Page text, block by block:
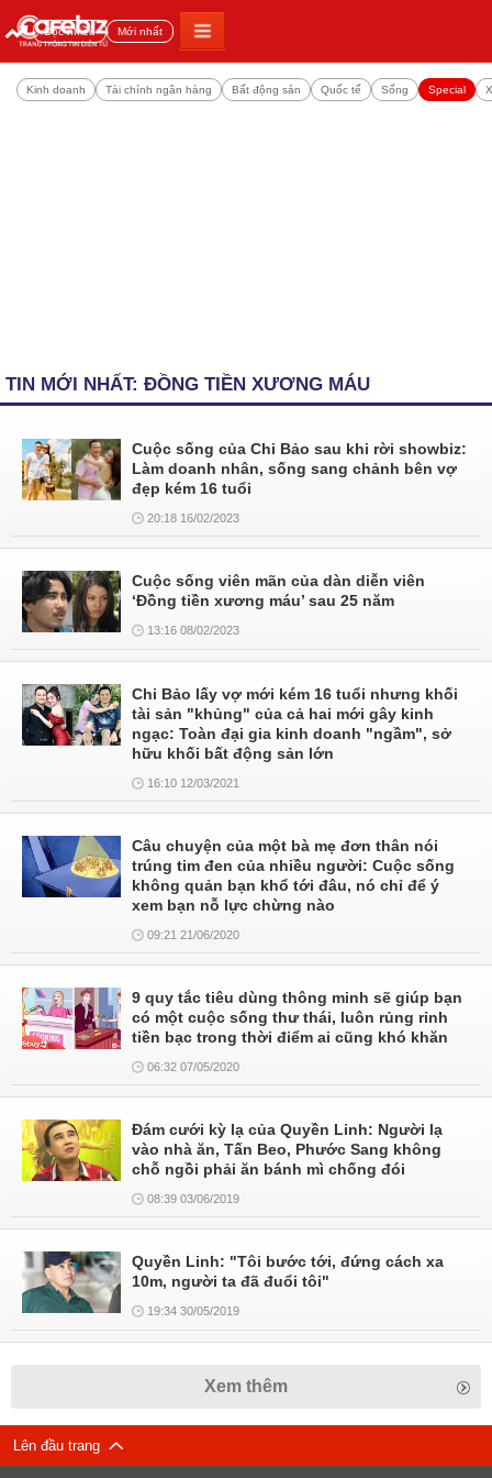
Đọc nhiều Mới nhất
Kinh doanh Tài chính ngân hàng Bất động sản Quốc tế Sống Special
TIN MỚI NHẤT: ĐỒNG TIỀN XƯƠNG MÁU
Cuộc sống của Chi Bảo sau khi rời showbiz:
Làm doanh nhân, sống sang chảnh bên vợ
đẹp kém 16 tuổi
20:18 16/02/2023
Cuộc sống viên mãn của dàn diễn viên
‘Đồng tiền xương máu’ sau 25 năm
13:16 08/02/2023
Chi Bảo lấy vợ mới kém 16 tuổi nhưng khối
tài sản "khủng" của cả hai mới gây kinh
ngạc: Toàn đại gia kinh doanh "ngầm", sở
hữu khối bất động sản lớn
16:10 12/03/2021
Câu chuyện của một bà mẹ đơn thân nói
trúng tim đen của nhiều người: Cuộc sống
không quản bạn khổ tới đâu, nó chỉ để ý
xem bạn nỗ lực chừng nào
09:21 21/06/2020
9 quy tắc tiêu dùng thông minh sẽ giúp bạn
có một cuộc sống thư thái, luôn rủng rỉnh
tiền bạc trong thời điểm ai cũng khó khăn
06:32 07/05/2020
Đám cưới kỳ lạ của Quyền Linh: Người lạ
vào nhà ăn, Tấn Beo, Phước Sang không
chỗ ngồi phải ăn bánh mì chống đói
08:39 03/06/2019
Quyền Linh: "Tôi bước tới, đứng cách xa
10m, người ta đã đuổi tôi"
19:34 30/05/2019
Xem thêm
Lên đầu trang